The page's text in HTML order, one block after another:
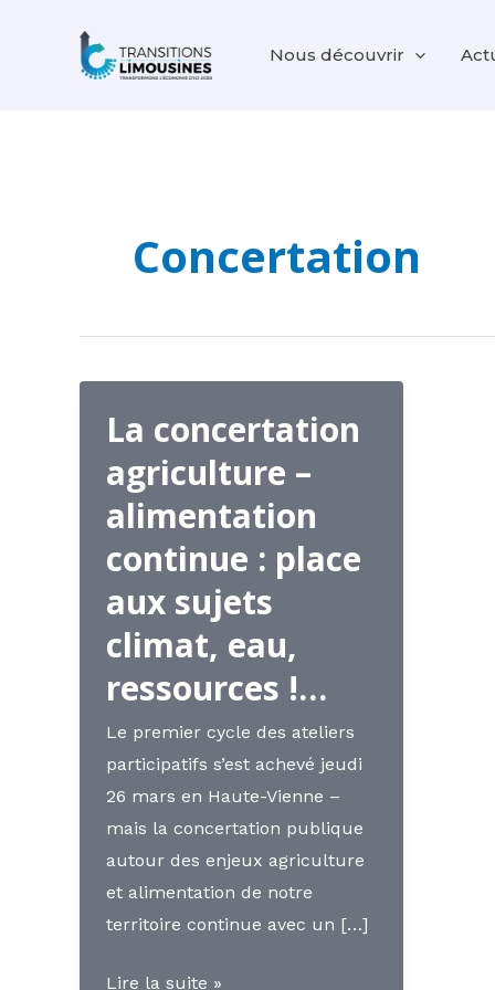
Nous découvrir
Concertation
La concertation
agriculture –
alimentation
continue : place
aux sujets
climat, eau,
ressources !…
Le premier cycle des ateliers
participatifs s’est achevé jeudi
26 mars en Haute-Vienne –
mais la concertation publique
autour des enjeux agriculture
et alimentation de notre
territoire continue avec un […]
La
Lire la suite »